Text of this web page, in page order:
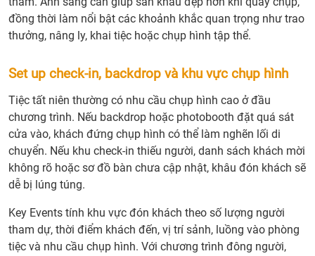
đồng thời làm nổi bật các khoảnh khắc quan trọng như trao
thưởng, nâng ly, khai tiệc hoặc chụp hình tập thể.
Set up check-in, backdrop và khu vực chụp hình
Tiệc tất niên thường có nhu cầu chụp hình cao ở đầu
chương trình. Nếu backdrop hoặc photobooth đặt quá sát
cửa vào, khách đứng chụp hình có thể làm nghẽn lối di
chuyển. Nếu khu check-in thiếu người, danh sách khách mời
không rõ hoặc sơ đồ bàn chưa cập nhật, khâu đón khách sẽ
dễ bị lúng túng.
Key Events tính khu vực đón khách theo số lượng người
tham dự, thời điểm khách đến, vị trí sảnh, luồng vào phòng
tiệc và nhu cầu chụp hình. Với chương trình đông người,